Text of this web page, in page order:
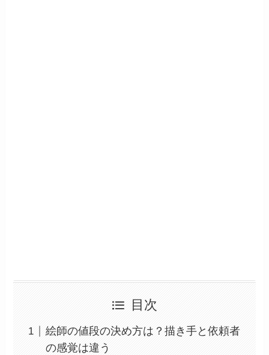
目次
絵師の値段の決め方は？描き手と依頼者
の感覚は違う